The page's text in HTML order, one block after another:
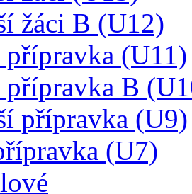
žáci B (U12)
přípravka (U11)
přípravka B
přípravka (U9)
(U7)